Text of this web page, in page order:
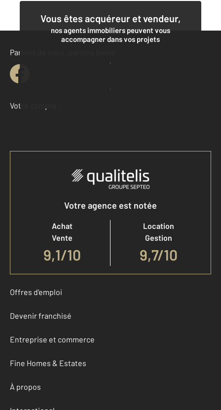
Vous êtes acquéreur et vendeur,
nos agents immobiliers peuvent vous
accompagner dans vos projets
Contacter l'agence
Demander une estimation
Parlons de vous, parlons biens
Votre compte :
Accéder à mon compte
Votre agence est notée
Achat
Vente
9,1/10
Location
Gestion
9,7/10
Offres d'emploi
Devenir franchisé
Entreprise et commerce
Fine Homes & Estates
À propos